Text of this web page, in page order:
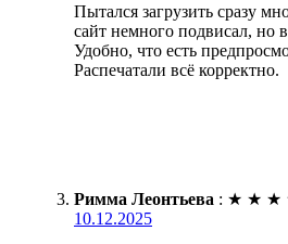
Пытался загрузить сразу
сайт немного подвисал, но
Удобно, что есть
Распечатали всё корректно.
Римма Леонтьева : ★ ★ ★
10.12.2025